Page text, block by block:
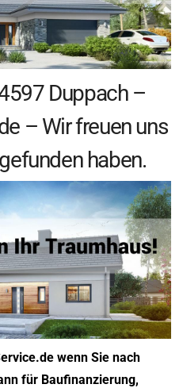
Duppach –
– Wir freuen uns
haben.
wenn Sie nach
für Baufinanzierung,